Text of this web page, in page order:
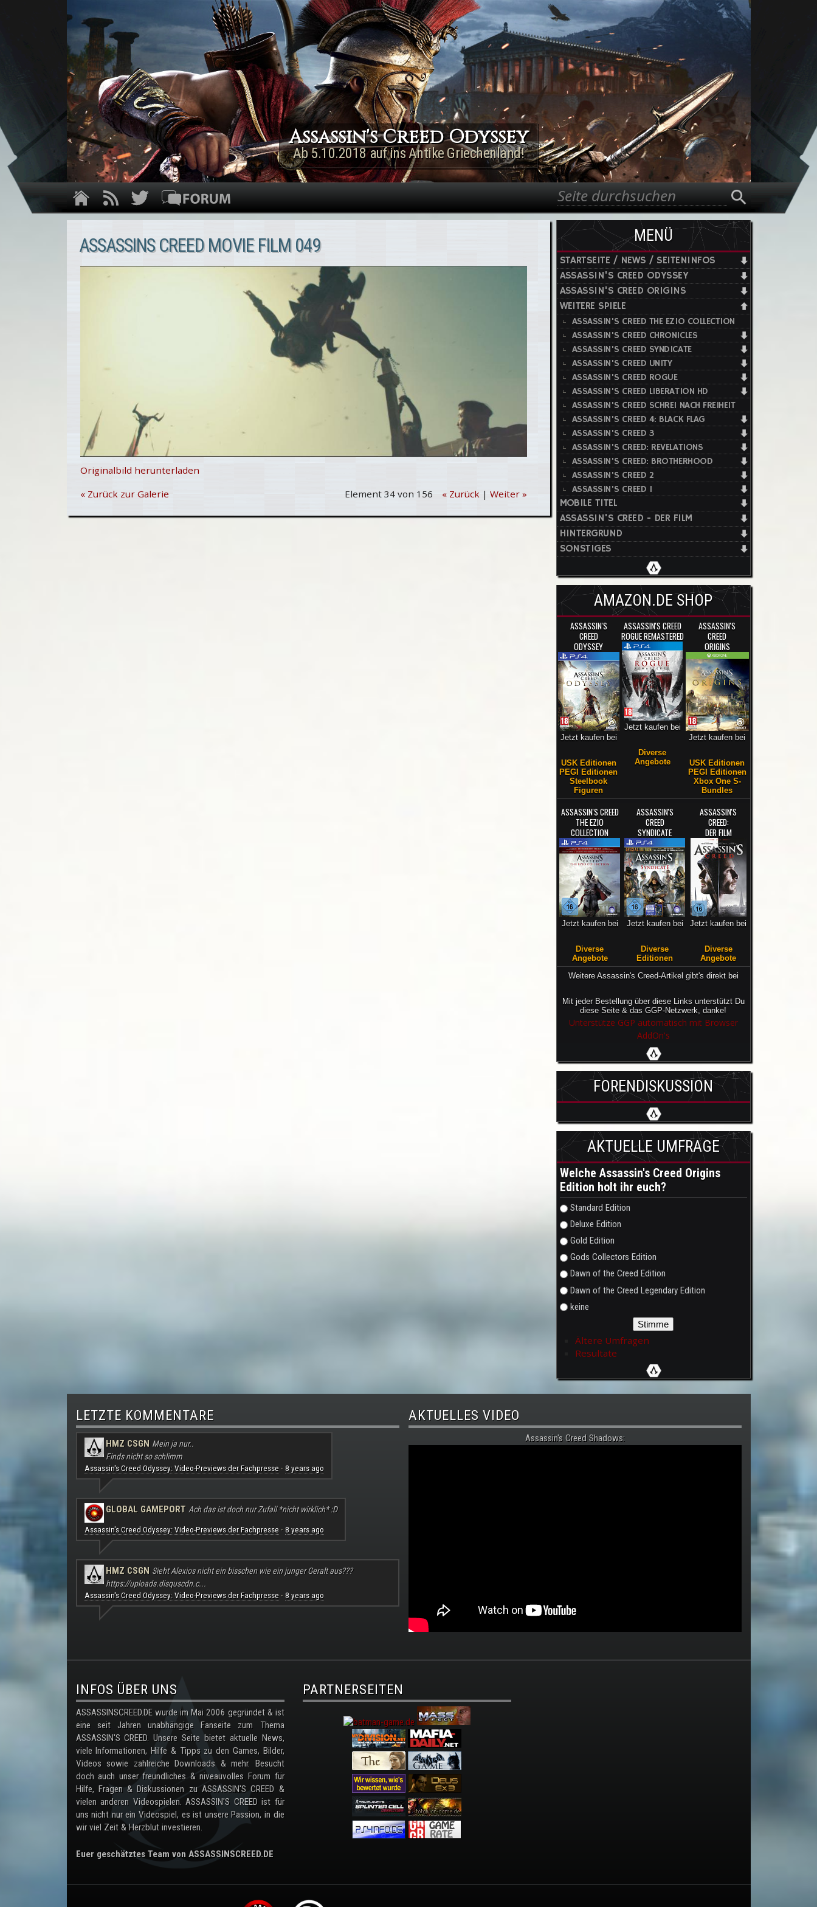
Direkt zum Inhalt
Assassin's Creed Rogue
Remastered
Jetzt für PS4 & Xbox One!
Suchformular
Suche
ASSASSINS CREED MOVIE FILM 049
Originalbild herunterladen
« Zurück zur Galerie
Element 34 von 156 « Zurück |Weiter »
MENÜ
STARTSEITE / NEWS / SEITENINFOS
ASSASSIN'S CREED ODYSSEY
ASSASSIN'S CREED ORIGINS
WEITERE SPIELE
ASSASSIN'S CREED THE EZIO COLLECTION
ASSASSIN'S CREED CHRONICLES
ASSASSIN'S CREED SYNDICATE
ASSASSIN'S CREED UNITY
ASSASSIN'S CREED ROGUE
ASSASSIN'S CREED LIBERATION HD
ASSASSIN'S CREED SCHREI NACH FREIHEIT
ASSASSIN'S CREED 4: BLACK FLAG
ASSASSIN'S CREED 3
ASSASSIN'S CREED: REVELATIONS
ASSASSIN'S CREED: BROTHERHOOD
ASSASSIN'S CREED 2
ASSASSIN'S CREED 1
MOBILE TITEL
ASSASSIN'S CREED - DER FILM
HINTERGRUND
SONSTIGES
AMAZON.DE SHOP
ASSASSIN'S
CREED
ODYSSEY
Jetzt kaufen bei
USK Editionen
PEGI Editionen
Steelbook
Figuren
ASSASSIN'S CREED
ROGUE REMASTERED
Jetzt kaufen bei
Diverse
Angebote
ASSASSIN'S
CREED
ORIGINS
Jetzt kaufen bei
USK Editionen
PEGI Editionen
Xbox One S-
Bundles
ASSASSIN'S CREED
THE EZIO
COLLECTION
Jetzt kaufen bei
Diverse
Angebote
ASSASSIN'S
CREED
SYNDICATE
Jetzt kaufen bei
Diverse
Editionen
ASSASSIN'S
CREED:
DER FILM
Jetzt kaufen bei
Diverse
Angebote
Weitere Assassin's Creed-Artikel gibt's direkt bei
Mit jeder Bestellung über diese Links unterstützt Du
diese Seite & das GGP-Netzwerk, danke!
Unterstütze GGP automatisch mit Browser
AddOn's
FORENDISKUSSION
AKTUELLE UMFRAGE
Welche Assassin's Creed Origins
Edition holt ihr euch?
Auswahlmöglichkeiten
Standard Edition
Deluxe Edition
Gold Edition
Gods Collectors Edition
Dawn of the Creed Edition
Dawn of the Creed Legendary Edition
keine
Ältere Umfragen
Resultate
LETZTE KOMMENTARE
HMZ CSGN Mein ja nur..
Finds nicht so schlimm
Assassin's Creed Odyssey: Video-Previews der Fachpresse· 8 years ago
GLOBAL GAMEPORT Ach das ist doch nur Zufall *nicht wirklich* :D
Assassin's Creed Odyssey: Video-Previews der Fachpresse· 8 years ago
HMZ CSGN Sieht Alexios nicht ein bisschen wie ein junger Geralt aus???
https://uploads.disquscdn.c...
Assassin's Creed Odyssey: Video-Previews der Fachpresse· 8 years ago
AKTUELLES VIDEO
Assassin's Creed Shadows:
.
INFOS ÜBER UNS
ASSASSINSCREED.DE wurde im Mai 2006 gegründet & ist
eine seit Jahren unabhängige Fanseite zum Thema
ASSASSIN'S CREED. Unsere Seite bietet aktuelle News,
viele Informationen, Hilfe & Tipps zu den Games, Bilder,
Videos sowie zahlreiche Downloads & mehr. Besucht
doch auch unser freundliches & niveauvolles Forum für
Hilfe, Fragen & Diskussionen zu ASSASSIN'S CREED &
vielen anderen Videospielen. ASSASSIN'S CREED ist für
uns nicht nur ein Videospiel, es ist unsere Passion, in die
wir viel Zeit & Herzblut investieren.
Euer geschätztes Team von ASSASSINSCREED.DE
PARTNERSEITEN